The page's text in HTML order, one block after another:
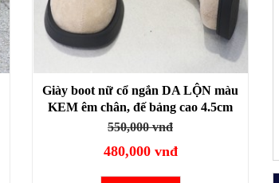
Giày boot nữ cổ ngắn DA LỘN màu
KEM êm chân, đế bảng cao 4.5cm
ĐƠN GIẢN thoải mái đi bộ
550,000 vnđ
480,000 vnđ